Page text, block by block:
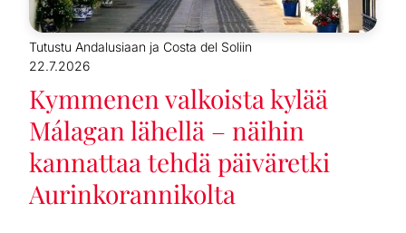
Tutustu Andalusiaan ja Costa del Soliin
22.7.2026
Kymmenen valkoista kylää
Málagan lähellä – näihin
kannattaa tehdä päiväretki
Aurinkorannikolta